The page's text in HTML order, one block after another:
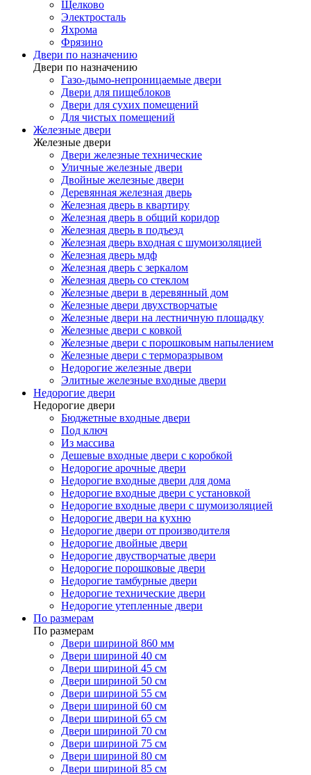
Щелково
Электросталь
Яхрома
Фрязино
Двери по назначению
Двери по назначению
Газо-дымо-непроницаемые двери
Двери для пищеблоков
Двери для сухих помещений
Для чистых помещений
Железные двери
Железные двери
Двери железные технические
Уличные железные двери
Двойные железные двери
Деревянная железная дверь
Железная дверь в квартиру
Железная дверь в общий коридор
Железная дверь в подъезд
Железная дверь входная с шумоизоляцией
Железная дверь мдф
Железная дверь с зеркалом
Железная дверь со стеклом
Железные двери в деревянный дом
Железные двери двухстворчатые
Железные двери на лестничную площадку
Железные двери с ковкой
Железные двери с порошковым напылением
Железные двери с терморазрывом
Недорогие железные двери
Элитные железные входные двери
Недорогие двери
Недорогие двери
Бюджетные входные двери
Под ключ
Из массива
Дешевые входные двери с коробкой
Недорогие арочные двери
Недорогие входные двери для дома
Недорогие входные двери с установкой
Недорогие входные двери с шумоизоляцией
Недорогие двери на кухню
Недорогие двери от производителя
Недорогие двойные двери
Недорогие двустворчатые двери
Недорогие порошковые двери
Недорогие тамбурные двери
Недорогие технические двери
Недорогие утепленные двери
По размерам
По размерам
Двери шириной 860 мм
Двери шириной 40 см
Двери шириной 45 см
Двери шириной 50 см
Двери шириной 55 см
Двери шириной 60 см
Двери шириной 65 см
Двери шириной 70 см
Двери шириной 75 см
Двери шириной 80 см
Двери шириной 85 см